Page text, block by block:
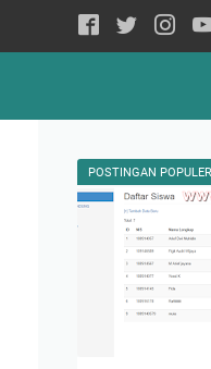
POSTINGAN POPULER